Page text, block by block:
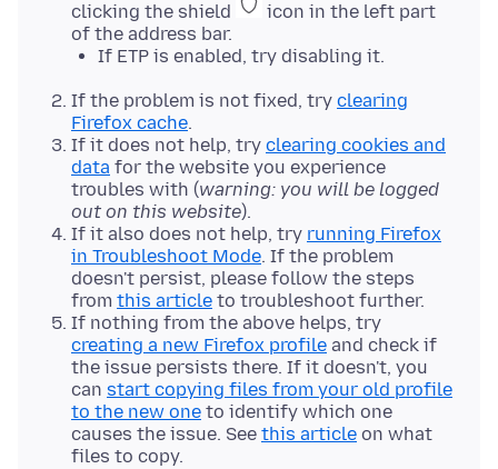
clicking the shield
icon in the left part
of the address bar.
If ETP is enabled, try disabling it.
If the problem is not fixed, try clearing
Firefox cache.
If it does not help, try clearing cookies and
data for the website you experience
troubles with (warning: you will be logged
out on this website).
If it also does not help, try running Firefox
in Troubleshoot Mode. If the problem
doesn't persist, please follow the steps
from this article to troubleshoot further.
If nothing from the above helps, try
creating a new Firefox profile and check if
the issue persists there. If it doesn't, you
can start copying files from your old profile
to the new one to identify which one
causes the issue. See this article on what
files to copy.